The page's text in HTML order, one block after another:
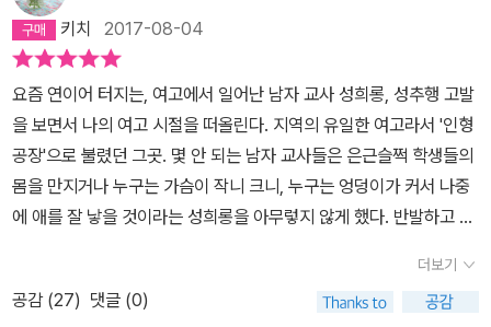
는 그의 아내들과 부엌일을 돕는 하녀들, 가임기의 여성은 시녀들로
나뉜다. 이 계급에 들지 못하는 여성들은 어딘가로 사라져야 할 판이
다. 이 세계는 나이든 여성 즉 할머니들이 보이지 않는다. 시녀들은 임
지로 향하는데 마치 부대 전출을 가는 듯 계약기간동안 머물 뿐이
다. 그것도 아이를 낳으면 대접을 받지만 그렇지 못하면 다른 임지로
가야 한다. 시녀들은 가구가 거의 없는 공간에 갇혀 산다. 무기로 사용
할 수 있을 만한 것들은 아예 주어지지 않고 뛰어내릴 거에 대비해 창
문도 조금밖에 열리지 않는다. 물건을 사러 외출할 때는 소위 ‘눈’들에
의해 감시를 받으며 혼자서는 절대 다닐 수 없다. 둘씩 짝지어 걸으며
다른 이야기를 나눠서는 안 된다. 뿐만 아니라 하얀색 두건으로 얼굴
키치 2017-08-04
요즘 연이어 터지는, 여고에서 일어난 남자 교사 성희롱, 성추행 고발
을 보면서 나의 여고 시절을 떠올린다. 지역의 유일한 여고라서 '인형
공장'으로 불렸던 그곳. 몇 안 되는 남자 교사들은 은근슬쩍 학생들의
몸을 만지거나 누구는 가슴이 작니 크니, 누구는 엉덩이가 커서 나중
에 애를 잘 낳을 것이라는 성희롱을 아무렇지 않게 했다. 반발하고 싶
닫고 넘어갔다. 그때는 그 순간만 모면하면 될 줄 알았는데... 나이를
먹고 사회에 나와보니 그 시절에 겪은 일은 시작에 불과했다. 아침마
더보기
공감 (27) 댓글 (0)